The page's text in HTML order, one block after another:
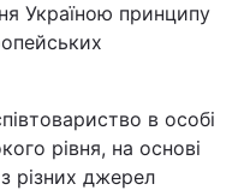
Україною принципу
в особі
рівня, на основі
різних джерел